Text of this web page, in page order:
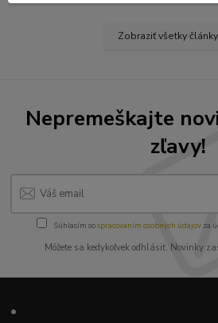
Zobraziť všetky články
Nepremeškajte
zľavy!
Súhlasím sospracovaním osobných údajov za
Môžete sa kedykoľvek odhlásiť. Novinky
•